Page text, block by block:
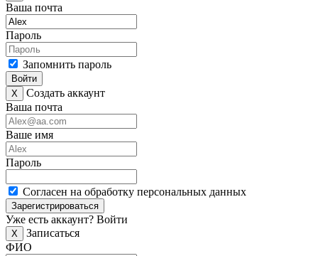
Ваша почта
Пароль
Запомнить пароль
Войти
X
Создать аккаунт
Ваша почта
Ваше имя
Пароль
Согласен на обработку персональных данных
Зарегистрироваться
Уже есть аккаунт? Войти
X
Записаться
ФИО